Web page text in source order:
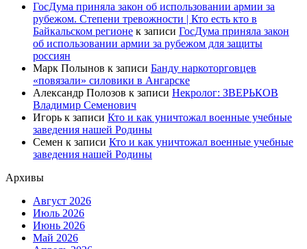
ГосДума приняла закон об использовании армии за
рубежом. Степени тревожности | Кто есть кто в
Байкальском регионе к записи ГосДума приняла закон
об использовании армии за рубежом для защиты
россиян
Марк Полынов к записи Банду наркоторговцев
«повязали» силовики в Ангарске
Александр Полозов к записи Некролог: ЗВЕРЬКОВ
Владимир Семенович
Игорь к записи Кто и как уничтожал военные учебные
заведения нашей Родины
Семен к записи Кто и как уничтожал военные учебные
заведения нашей Родины
Архивы
Август 2026
Июль 2026
Июнь 2026
Май 2026